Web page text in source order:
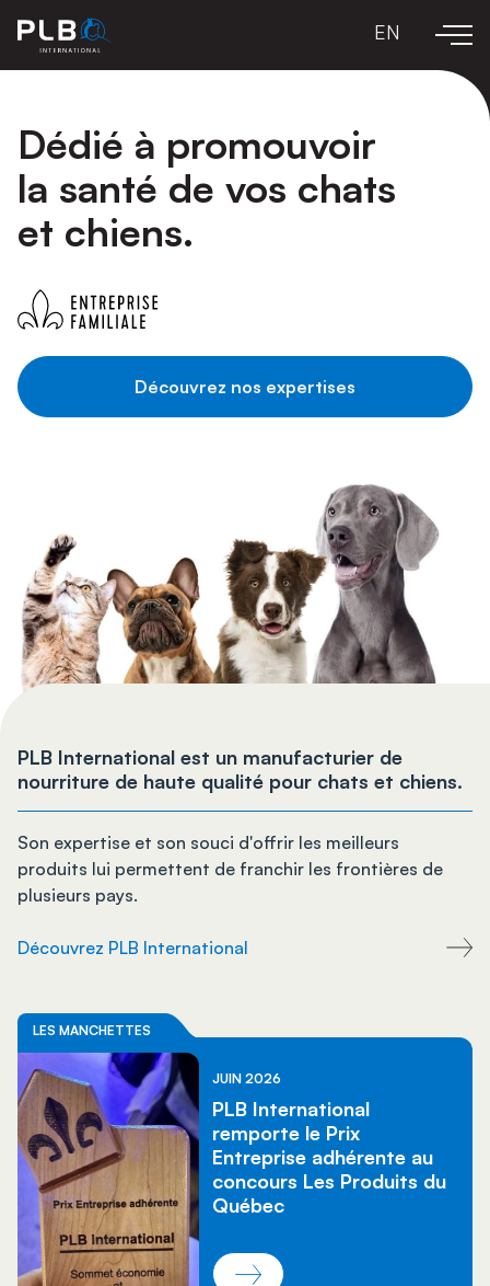
EN
Dédié à promouvoir
la santé de vos chats
et chiens.
Découvrez nos expertises
PLB International est un manufacturier de
nourriture de haute qualité pour chats et chiens.
Son expertise et son souci d'offrir les meilleurs
produits lui permettent de franchir les frontières de
plusieurs pays.
Découvrez PLB International
LES MANCHETTES
JUIN 2026
PLB International
remporte le Prix
Entreprise adhérente au
concours Les Produits du
Québec